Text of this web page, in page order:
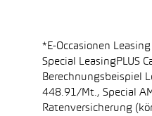
*E-Occasionen
Special LeasingPLUS
Berechnungsbeispiel
448.91/Mt., Special
Ratenversicherung